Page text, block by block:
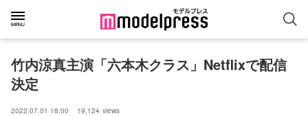
竹内涼真主演「六本木クラス」Netflixで配信
決定
2022.07.01 18:00 19,124 views